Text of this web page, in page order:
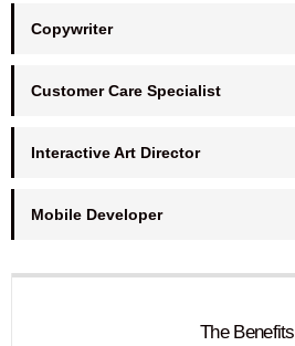
Copywriter
Customer Care Specialist
Interactive Art Director
Mobile Developer
The Benefits